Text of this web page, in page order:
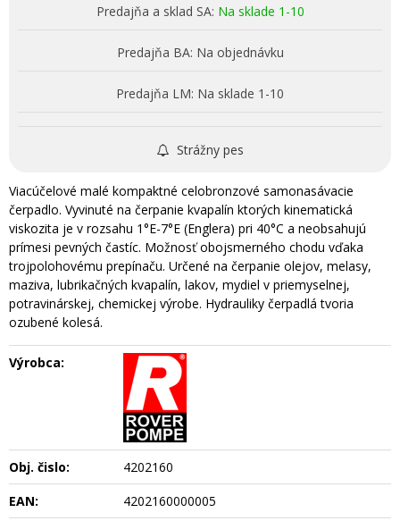
Predajňa a sklad SA: Na sklade 1-10
Predajňa BA: Na objednávku
Predajňa LM: Na sklade 1-10
Strážny pes
Viacúčelové malé kompaktné celobronzové samonasávacie
čerpadlo. Vyvinuté na čerpanie kvapalín ktorých kinematická
viskozita je v rozsahu 1°E-7°E (Englera) pri 40°C a neobsahujú
prímesi pevných častíc. Možnosť obojsmerného chodu vďaka
trojpolohovému prepínaču. Určené na čerpanie olejov, melasy,
maziva, lubrikačných kvapalín, lakov, mydiel v priemyselnej,
potravinárskej, chemickej výrobe. Hydrauliky čerpadlá tvoria
ozubené kolesá.
Výrobca:
Obj. čislo:
4202160
EAN:
4202160000005